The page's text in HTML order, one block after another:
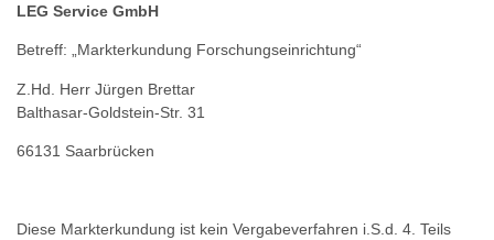
LEG Service GmbH
Betreff: „Markterkundung Forschungseinrichtung“
Z.Hd. Herr Jürgen Brettar
Balthasar-Goldstein-Str. 31
66131 Saarbrücken
Diese Markterkundung ist kein Vergabeverfahren i.S.d. 4. Teils